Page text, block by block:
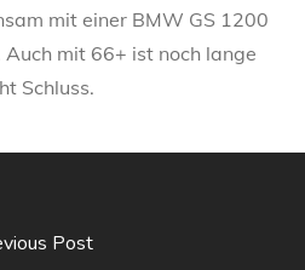
mit einer BMW GS 1200
mit 66+ ist noch lange
Schluss.
Post